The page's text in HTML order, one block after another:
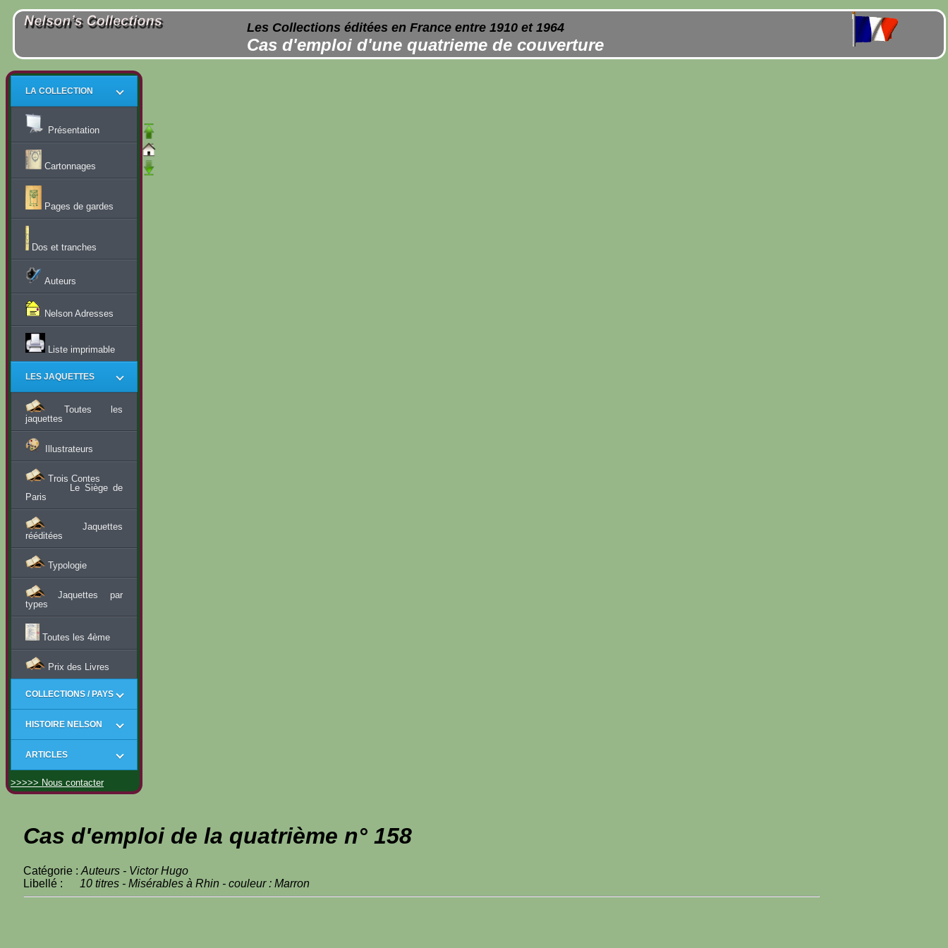
Les Collections éditées en France entre 1910 et 1964
Cas d'emploi d'une quatrieme de couverture
LA COLLECTION
Présentation
Cartonnages
Pages de gardes
Dos et tranches
Auteurs
Nelson Adresses
Liste imprimable
LES JAQUETTES
Toutes les
jaquettes
Illustrateurs
Trois Contes
Le Siège de
Paris
Jaquettes
rééditées
Typologie
Jaquettes par
types
Toutes les 4ème
Prix des Livres
COLLECTIONS / PAYS
HISTOIRE NELSON
ARTICLES
>>>>> Nous contacter
Cas d'emploi de la quatrième n° 158
Catégorie : Auteurs - Victor Hugo
Libellé : 10 titres - Misérables à Rhin - couleur : Marron